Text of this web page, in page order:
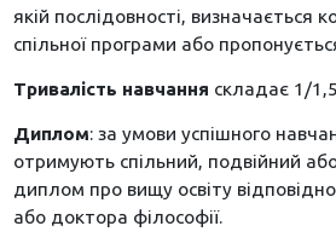
якій послідовності, визначається
спільної програми або
Тривалість навчання складає 1/
Диплом: за умови успішного
отримують спільний, подвійний
диплом про вищу освіту
або доктора філософії.